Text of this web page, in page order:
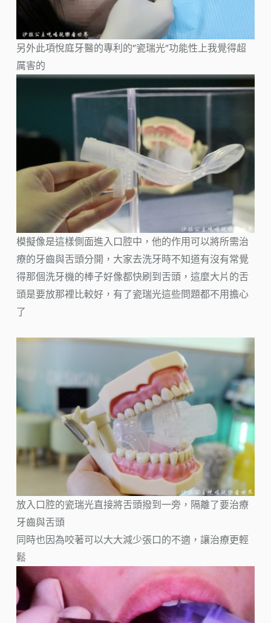
另外此項悅庭牙醫的專利的”瓷瑞光”功能性上我覺得超
厲害的
模擬像是這樣側面進入口腔中，他的作用可以將所需治
療的牙齒與舌頭分開，大家去洗牙時不知道有沒有常覺
得那個洗牙機的棒子好像都快刷到舌頭，這麼大片的舌
頭是要放那裡比較好，有了瓷瑞光這些問題都不用擔心
了
放入口腔的瓷瑞光直接將舌頭撥到一旁，隔離了要治療
牙齒與舌頭
同時也因為咬著可以大大減少張口的不適，讓治療更輕
鬆